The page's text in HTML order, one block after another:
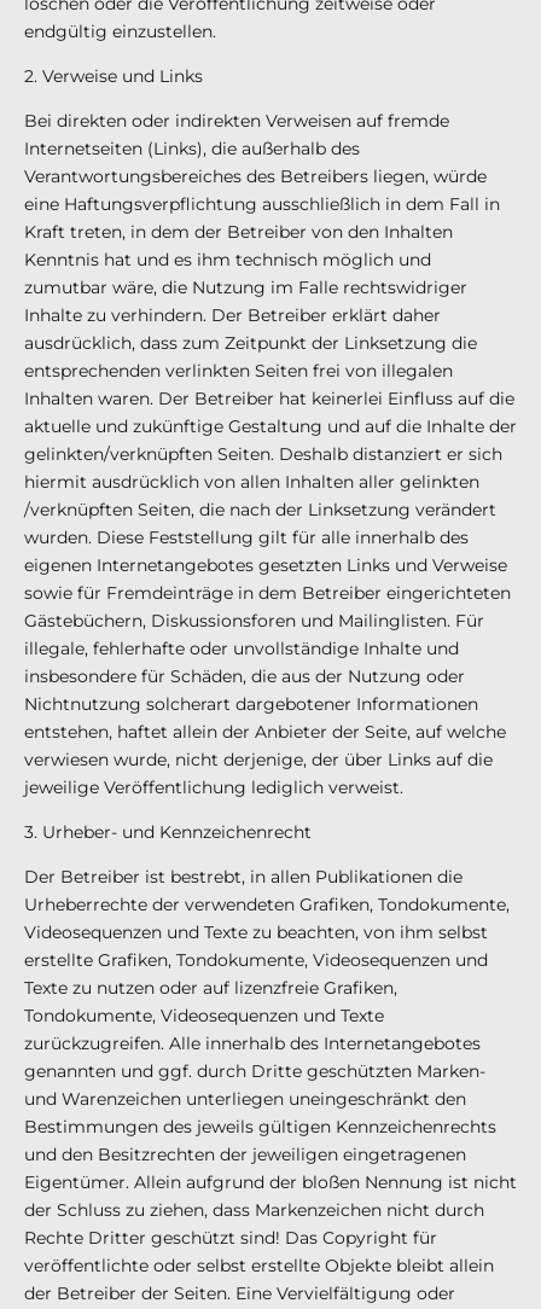
endgültig einzustellen.
2. Verweise und Links
Bei direkten oder indirekten Verweisen auf fremde
Internetseiten (Links), die außerhalb des
Verantwortungsbereiches des Betreibers liegen, würde
eine Haftungsverpflichtung ausschließlich in dem Fall in
Kraft treten, in dem der Betreiber von den Inhalten
Kenntnis hat und es ihm technisch möglich und
zumutbar wäre, die Nutzung im Falle rechtswidriger
Inhalte zu verhindern. Der Betreiber erklärt daher
ausdrücklich, dass zum Zeitpunkt der Linksetzung die
entsprechenden verlinkten Seiten frei von illegalen
Inhalten waren. Der Betreiber hat keinerlei Einfluss auf die
aktuelle und zukünftige Gestaltung und auf die Inhalte der
gelinkten/verknüpften Seiten. Deshalb distanziert er sich
hiermit ausdrücklich von allen Inhalten aller gelinkten
/verknüpften Seiten, die nach der Linksetzung verändert
wurden. Diese Feststellung gilt für alle innerhalb des
eigenen Internetangebotes gesetzten Links und Verweise
sowie für Fremdeinträge in dem Betreiber eingerichteten
Gästebüchern, Diskussionsforen und Mailinglisten. Für
illegale, fehlerhafte oder unvollständige Inhalte und
insbesondere für Schäden, die aus der Nutzung oder
Nichtnutzung solcherart dargebotener Informationen
entstehen, haftet allein der Anbieter der Seite, auf welche
verwiesen wurde, nicht derjenige, der über Links auf die
jeweilige Veröffentlichung lediglich verweist.
3. Urheber- und Kennzeichenrecht
Der Betreiber ist bestrebt, in allen Publikationen die
Urheberrechte der verwendeten Grafiken, Tondokumente,
Videosequenzen und Texte zu beachten, von ihm selbst
erstellte Grafiken, Tondokumente, Videosequenzen und
Texte zu nutzen oder auf lizenzfreie Grafiken,
Tondokumente, Videosequenzen und Texte
zurückzugreifen. Alle innerhalb des Internetangebotes
genannten und ggf. durch Dritte geschützten Marken-
und Warenzeichen unterliegen uneingeschränkt den
Bestimmungen des jeweils gültigen Kennzeichenrechts
und den Besitzrechten der jeweiligen eingetragenen
Eigentümer. Allein aufgrund der bloßen Nennung ist nicht
der Schluss zu ziehen, dass Markenzeichen nicht durch
Rechte Dritter geschützt sind! Das Copyright für
veröffentlichte oder selbst erstellte Objekte bleibt allein
der Betreiber der Seiten. Eine Vervielfältigung oder